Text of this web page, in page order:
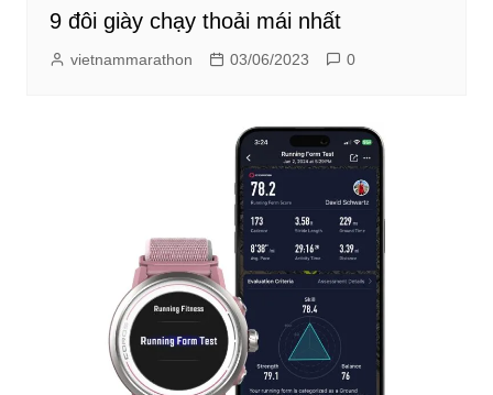
9 đôi giày chạy thoải mái nhất
vietnammarathon 03/06/2023 0